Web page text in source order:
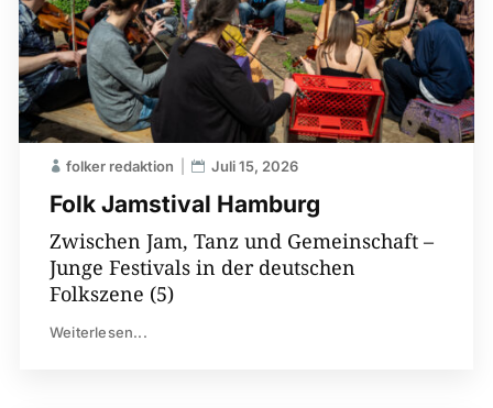
Folk Jamstival Hamburg
folker redaktion Juli 15, 2026
Zwischen Jam, Tanz und Gemeinschaft –
Junge Festivals in der deutschen
Folkszene (5)
Weiterlesen...